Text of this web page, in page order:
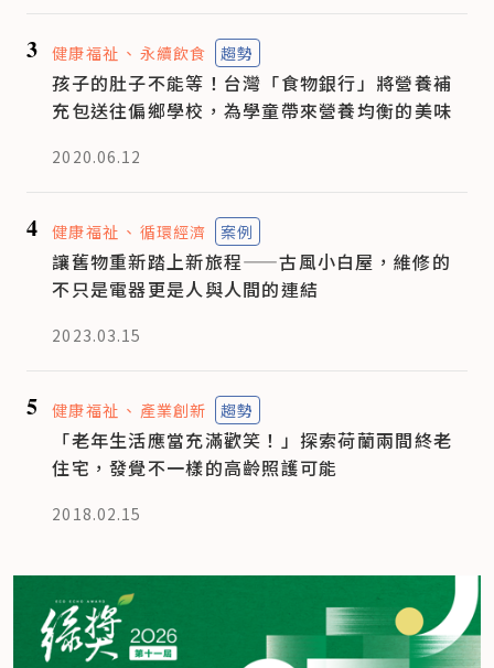
3 健康福祉 永續飲食 趨勢
孩子的肚子不能等！台灣「食物銀行」將營養補
充包送往偏鄉學校，為學童帶來營養均衡的美味
2020.06.12
4 健康福祉 循環經濟 案例
讓舊物重新踏上新旅程——古風小白屋，維修的
不只是電器更是人與人間的連結
2023.03.15
5 健康福祉 產業創新 趨勢
「老年生活應當充滿歡笑！」探索荷蘭兩間終老
住宅，發覺不一樣的高齡照護可能
2018.02.15